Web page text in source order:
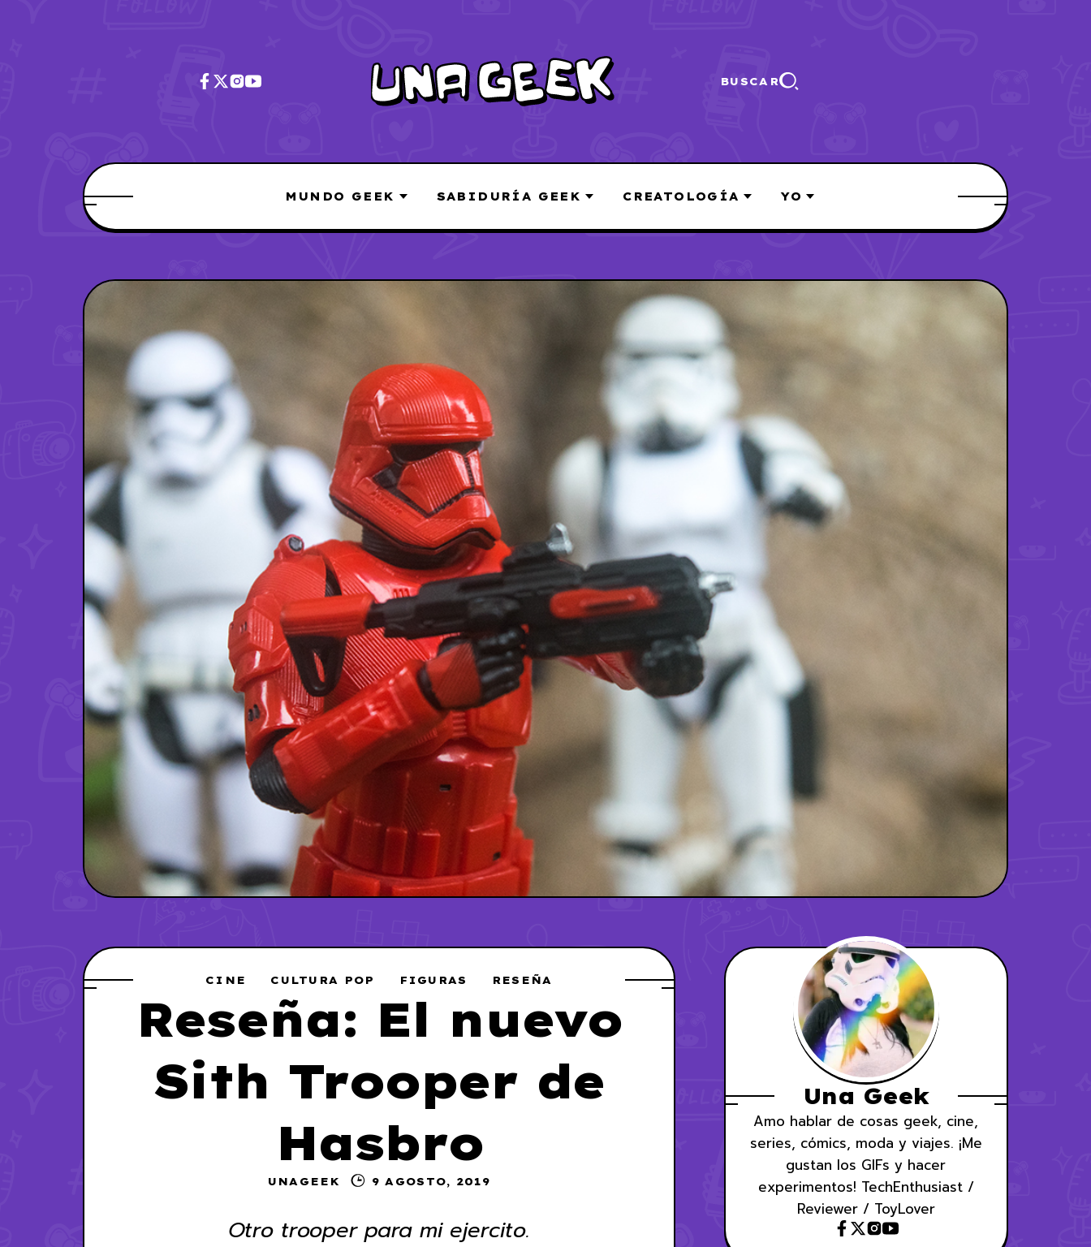
BUSCAR
MUNDO GEEK SABIDURÍA GEEK CREATOLOGÍA YO
CINE CULTURA POP FIGURAS RESEÑA
Reseña: El nuevo
Sith Trooper de
Hasbro
UNAGEEK 9 AGOSTO, 2019
Otro trooper para mi ejercito.
Una Geek
Amo hablar de cosas geek, cine,
series, cómics, moda y viajes. ¡Me
gustan los GIFs y hacer
experimentos! TechEnthusiast /
Reviewer / ToyLover